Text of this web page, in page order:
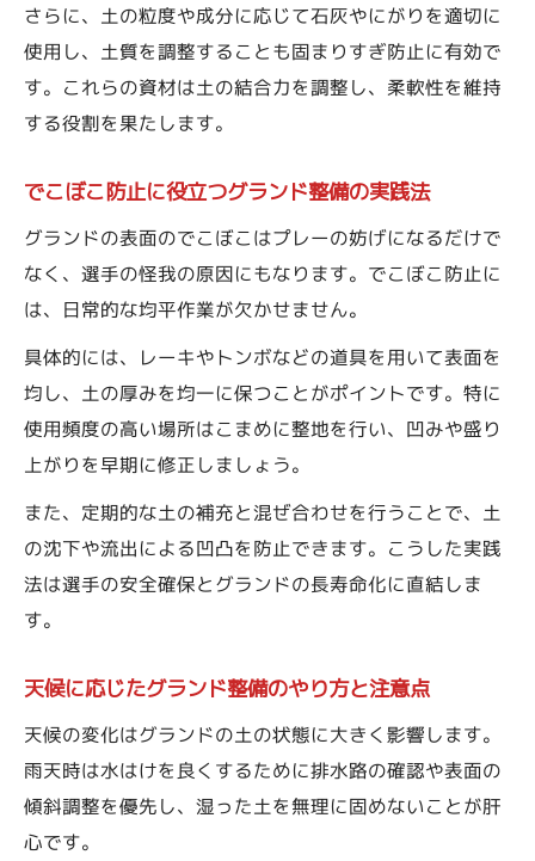
土の状態に応じたグランド整備の手順解説
グランド整備で安全性を高める運用ポイン
ト
作業効率を上げるグランド整備のタイミン
グ
石灰を活かしたグランド整備のポイント
石灰散布によるグランド整備の注意点
にがりと石灰の違いと使い分けのコツ
グラウンド整備で安全性と快適さを両立する方
グランド整備で選手の安全を守る取り組み
快適なプレー環境を作るグランド整備の工
グランド整備でケガを防ぐ具体的な対策法
安全性向上を目指すグランド整備のチェッ
ク項目
さらに、土の粒度や成分に応じて石灰やにがりを適切に
使用し、土質を調整することも固まりすぎ防止に有効で
す。これらの資材は土の結合力を調整し、柔軟性を維持
する役割を果たします。
でこぼこ防止に役立つグランド整備の実践法
グランドの表面のでこぼこはプレーの妨げになるだけで
なく、選手の怪我の原因にもなります。でこぼこ防止に
は、日常的な均平作業が欠かせません。
具体的には、レーキやトンボなどの道具を用いて表面を
均し、土の厚みを均一に保つことがポイントです。特に
使用頻度の高い場所はこまめに整地を行い、凹みや盛り
上がりを早期に修正しましょう。
また、定期的な土の補充と混ぜ合わせを行うことで、土
の沈下や流出による凹凸を防止できます。こうした実践
法は選手の安全確保とグランドの長寿命化に直結しま
す。
天候に応じたグランド整備のやり方と注意点
天候の変化はグランドの土の状態に大きく影響します。
雨天時は水はけを良くするために排水路の確認や表面の
傾斜調整を優先し、湿った土を無理に固めないことが肝
心です。